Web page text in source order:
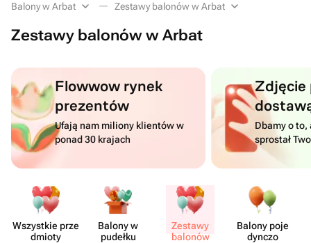
Balony w Arbat Zestawy balonów w Arbat
Zestawy balonów w Arbat
Flowwow rynek
prezentów
Ufają nam miliony klientów w
ponad 30 krajach
Dbamy o to,
sprostał
Wszystkie prze​
dmioty
Balony w
pudełku
Zestawy
balonów
Balony poje​
dynczo